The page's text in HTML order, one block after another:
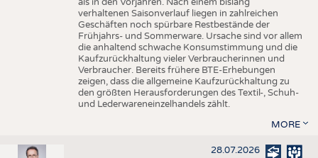
verhaltenen Saisonverlauf liegen in zahlreichen
Geschäften noch spürbare Restbestände der
Frühjahrs- und Sommerware. Ursache sind vor allem
die anhaltend schwache Konsumstimmung und die
Kaufzurückhaltung vieler Verbraucherinnen und
Verbraucher. Bereits frühere BTE-Erhebungen
zeigen, dass die allgemeine Kaufzurückhaltung zu
den größten Herausforderungen des Textil-, Schuh-
und Lederwareneinzelhandels zählt.
MORE
28.07.2026